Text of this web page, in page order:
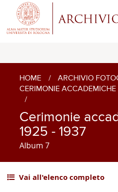
HOME / ARCHIVIO
CERIMONIE ACCADEMICHE
/
Cerimonie
1925 - 1937
Album 7
Vai all'elenco completo